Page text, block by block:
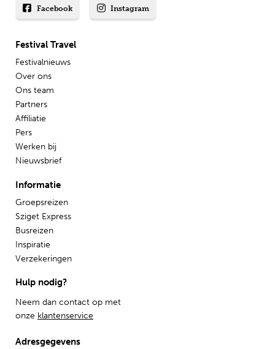
Festival Travel
Festivalnieuws
Over ons
Ons team
Partners
Affiliatie
Pers
Werken bij
Nieuwsbrief
Informatie
Groepsreizen
Sziget Express
Busreizen
Inspiratie
Verzekeringen
Hulp nodig?
Neem dan contact op met
onze klantenservice
Adresgegevens
Facebook Instagram